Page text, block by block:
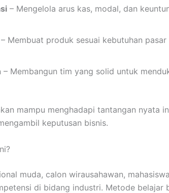
– Mengelola arus kas, modal, dan
– Membuat produk sesuai kebutuhan pasar
– Membangun tim yang solid untuk
mampu menghadapi tantangan nyata
keputusan bisnis.
muda, calon wirausahawan,
di bidang industri. Metode belajar